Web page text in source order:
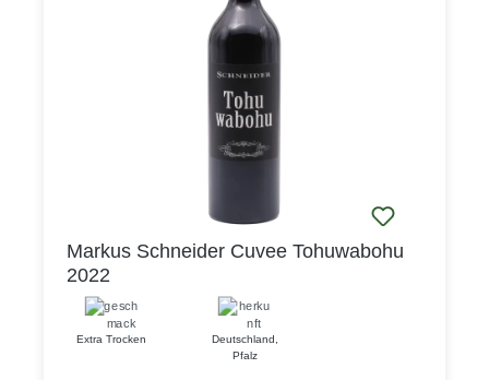
Markus Schneider Cuvee Tohuwabohu
2022
Extra Trocken Deutschland
Pfalz